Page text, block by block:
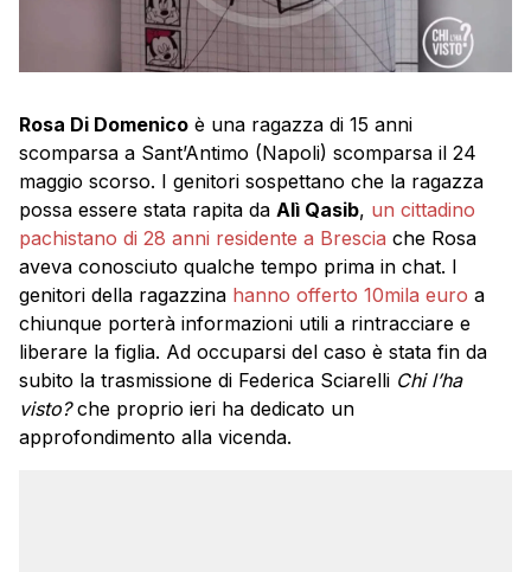
Rosa Di Domenico è una ragazza di 15 anni
scomparsa a Sant’Antimo (Napoli) scomparsa il 24
maggio scorso. I genitori sospettano che la ragazza
possa essere stata rapita da Alì Qasib, un cittadino
pachistano di 28 anni residente a Brescia che Rosa
aveva conosciuto qualche tempo prima in chat. I
genitori della ragazzina hanno offerto 10mila euro a
chiunque porterà informazioni utili a rintracciare e
liberare la figlia. Ad occuparsi del caso è stata fin da
subito la trasmissione di Federica Sciarelli Chi l’ha
visto?che proprio ieri ha dedicato un
approfondimento alla vicenda.